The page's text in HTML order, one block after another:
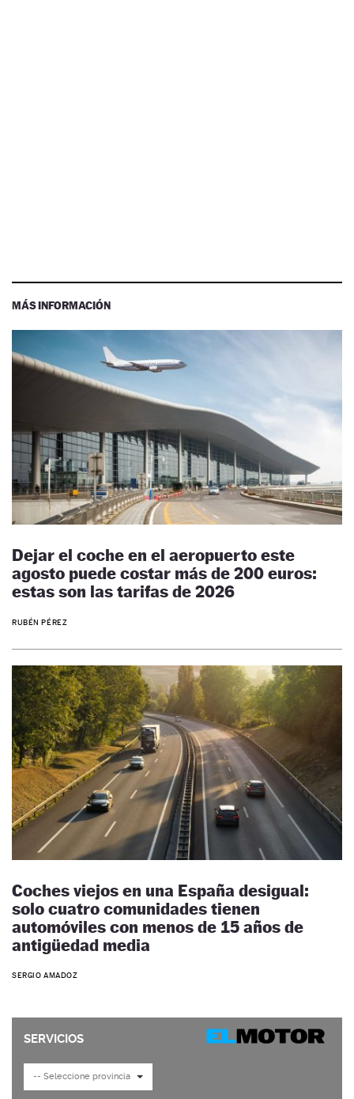
MÁS INFORMACIÓN
Dejar el coche en el aeropuerto este
agosto puede costar más de 200 euros:
estas son las tarifas de 2026
RUBÉN PÉREZ
Coches viejos en una España desigual:
solo cuatro comunidades tienen
automóviles con menos de 15 años de
antigüedad media
SERGIO AMADOZ